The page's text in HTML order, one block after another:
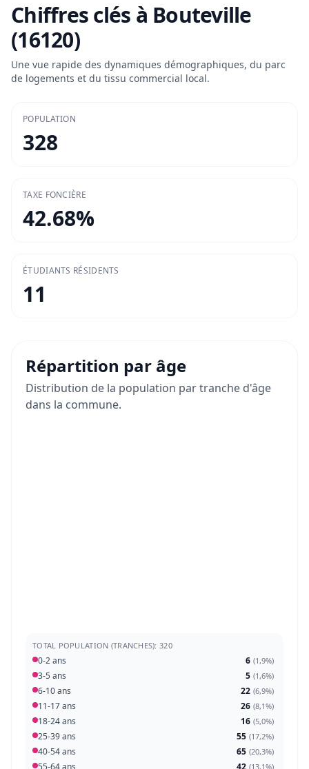
Chiffres clés à Bouteville
(16120)
Une vue rapide des dynamiques démographiques, du parc
de logements et du tissu commercial local.
POPULATION
328
TAXE FONCIÈRE
42.68%
ÉTUDIANTS RÉSIDENTS
11
Répartition par âge
Distribution de la population par tranche d'âge
dans la commune.
TOTAL POPULATION (TRANCHES): 320
0-2 ans 6 (1,9%)
3-5 ans 5 (1,6%)
6-10 ans 22 (6,9%)
11-17 ans 26 (8,1%)
18-24 ans 16 (5,0%)
25-39 ans 55 (17,2%)
40-54 ans 65 (20,3%)
(13,1%)